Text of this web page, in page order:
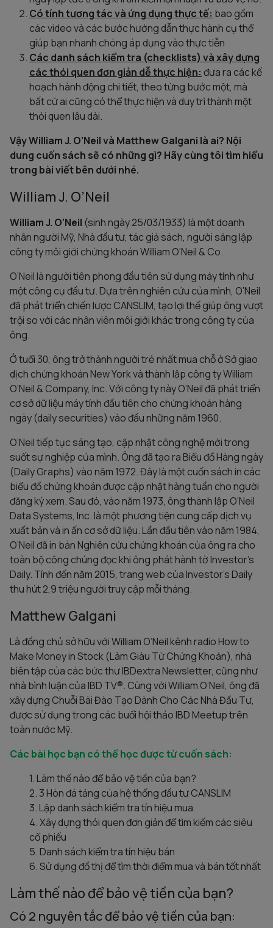
Có tính tương tác và ứng dụng thực tế: bao gồm
các video và các bước hướng dẫn thực hành cụ thể
giúp bạn nhanh chóng áp dụng vào thực tiễn
Các danh sách kiểm tra (checklists) và xây dựng
các thói quen đơn giản dễ thực hiện: đưa ra các kế
hoạch hành động chi tiết, theo từng bước một, mà
bất cứ ai cũng có thể thực hiện và duy trì thành một
thói quen lâu dài.
Vậy William J. O’Neil và Matthew Galgani là ai? Nội
dung cuốn sách sẽ có những gì? Hãy cùng tôi tìm hiểu
trong bài viết bên dưới nhé.
William J. O’Neil
William J. O’Neil (sinh ngày 25/03/1933) là một doanh
nhân người Mỹ, Nhà đầu tư, tác giả sách, người sáng lập
công ty môi giới chứng khoán William O’Neil & Co.
O’Neil là người tiên phong đầu tiên sử dụng máy tính như
một công cụ đầu tư. Dựa trên nghiên cứu của mình, O’Neil
đã phát triển chiến lược CANSLIM, tạo lợi thế giúp ông vượt
trội so với các nhân viên môi giới khác trong công ty của
ông.
Ở tuổi 30, ông trở thành người trẻ nhất mua chỗ ở Sở giao
dịch chứng khoán New York và thành lập công ty William
O’Neil & Company, Inc. Với công ty này O’Neil đã phát triển
cơ sở dữ liệu máy tính đầu tiên cho chứng khoán hàng
ngày (daily securities) vào đầu những năm 1960.
O’Neil tiếp tục sáng tạo, cập nhật công nghệ mới trong
suốt sự nghiệp của mình. Ông đã tạo ra Biểu đồ Hàng ngày
(Daily Graphs) vào năm 1972. Đây là một cuốn sách in các
biểu đồ chứng khoán được cập nhật hàng tuần cho người
đăng ký xem. Sau đó, vào năm 1973, ông thành lập O’Neil
Data Systems, Inc. là một phương tiện cung cấp dịch vụ
xuất bản và in ấn cơ sở dữ liệu. Lần đầu tiên vào năm 1984,
O’Neil đã in bản Nghiên cứu chứng khoán của ông ra cho
toàn bộ công chúng đọc khi ông phát hành tờ Investor’s
Daily. Tính đến năm 2015, trang web của Investor’s Daily
thu hút 2,9 triệu người truy cập mỗi tháng.
Matthew Galgani
Là đồng chủ sở hữu với William O’Neil kênh radio How to
Make Money in Stock (Làm Giàu Từ Chứng Khoán), nhà
biên tập của các bức thư IBDextra Newsletter, cũng như
nhà bình luận của IBD TV®. Cùng với William O’Neil, ông đã
xây dựng Chuỗi Bài Đào Tạo Dành Cho Các Nhà Đầu Tư,
được sử dụng trong các buổi hội thảo IBD Meetup trên
toàn nước Mỹ.
Các bài học bạn có thể học được từ cuốn sách:
Làm thế nào để bảo vệ tiền của bạn?
3 Hòn đá tảng của hệ thống đầu tư CANSLIM
Lập danh sách kiểm tra tín hiệu mua
Xây dựng thói quen đơn giản để tìm kiếm các siêu
cổ phiếu
Danh sách kiểm tra tín hiệu bán
Sử dụng đồ thị để tìm thời điểm mua và bán tốt nhất
Làm thế nào để bảo vệ tiền của bạn?
Có 2 nguyên tắc để bảo vệ tiền của bạn: